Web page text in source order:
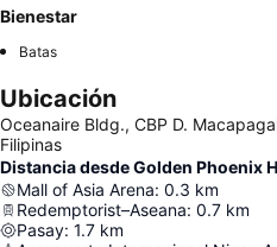
Bienestar
Batas
Ubicación
Oceanaire Bldg., CBP D.
Filipinas
Distancia desde Golden Phoenix
Mall of Asia Arena: 0.3 km
Redemptorist–Aseana: 0.7 km
Pasay: 1.7 km